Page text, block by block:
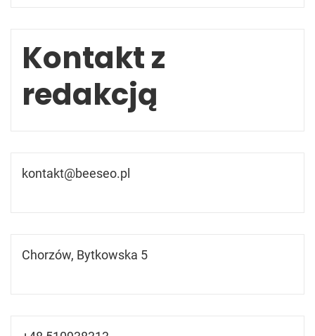
Kontakt z
redakcją
kontakt@beeseo.pl
Chorzów, Bytkowska 5